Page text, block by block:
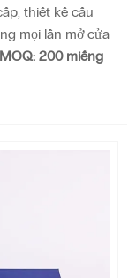
thiết kế cấu
mọi lần mở cửa
MOQ: 200 miếng